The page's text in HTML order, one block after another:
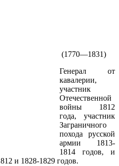
(1770—1831)
Генерал от
кавалерии,
участник
Отечественной
войны 1812
года, участник
Заграничного
похода русской
армии 1813-
1814 годов, и
и 1828-1829 годов.